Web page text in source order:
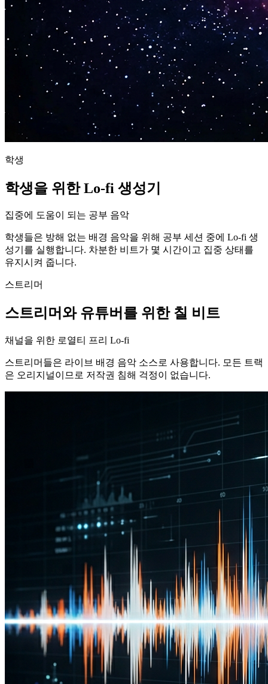
학생
학생을 위한 Lo-fi 생성기
집중에 도움이 되는 공부 음악
학생들은 방해 없는 배경 음악을 위해 공부 세션 중에 Lo-fi 생
성기를 실행합니다. 차분한 비트가 몇 시간이고 집중 상태를
유지시켜 줍니다.
스트리머
스트리머와 유튜버를 위한 칠 비트
채널을 위한 로열티 프리 Lo-fi
스트리머들은 라이브 배경 음악 소스로 사용합니다. 모든 트랙
은 오리지널이므로 저작권 침해 걱정이 없습니다.